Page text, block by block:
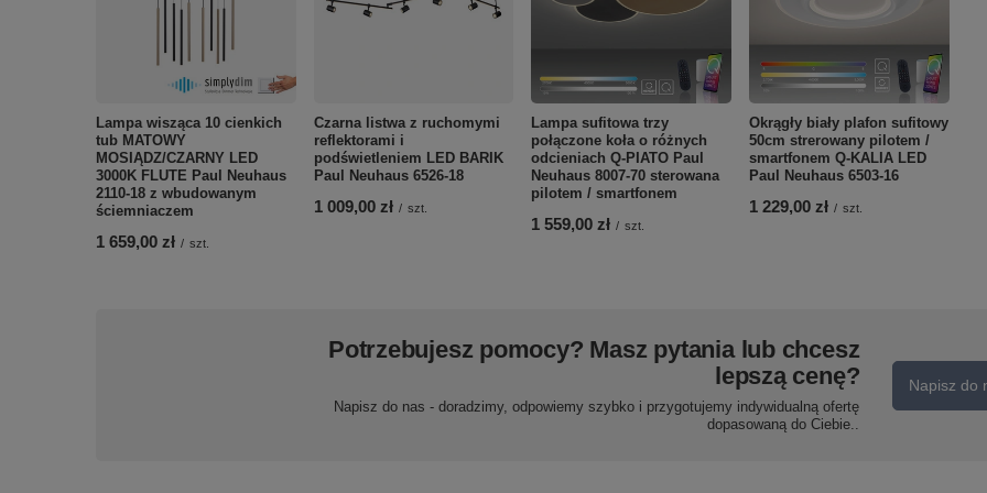
Lampa wisząca 10 cienkich
tub MATOWY
MOSIĄDZ/CZARNY LED
3000K FLUTE Paul Neuhaus
2110-18 z wbudowanym
ściemniaczem
1 659,00 zł / szt.
Czarna listwa z ruchomymi
reflektorami i
podświetleniem LED BARIK
Paul Neuhaus 6526-18
1 009,00 zł / szt.
Lampa sufitowa trzy
połączone koła o różnych
odcieniach Q-PIATO Paul
Neuhaus 8007-70 sterowana
pilotem / smartfonem
1 559,00 zł / szt.
Okrągły biały plafon sufitowy
50cm strerowany pilotem /
smartfonem Q-KALIA LED
Paul Neuhaus 6503-16
1 229,00 zł / szt.
Potrzebujesz pomocy? Masz pytania lub chcesz
lepszą cenę?
Napisz do nas - doradzimy, odpowiemy szybko i przygotujemy indywidualną ofertę
dopasowaną do Ciebie..
Napisz do